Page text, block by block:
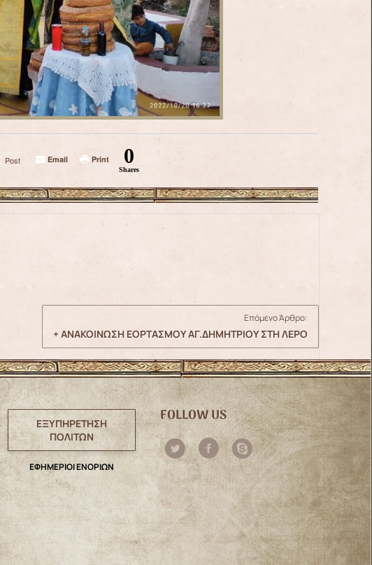
Post Email Print 0
Shares
Επόμενο Άρθρο:
+ ΑΝΑΚΟΙΝΩΣΗ ΕΟΡΤΑΣΜΟΥ ΑΓ.ΔΗΜΗΤΡΙΟΥ ΣΤΗ ΛΕΡΟ
ΕΞΥΠΗΡΕΤΗΣΗ
ΠΟΛΙΤΩΝ
ΕΦΗΜΕΡΙΟΙ ΕΝΟΡΙΩΝ
FOLLOW US